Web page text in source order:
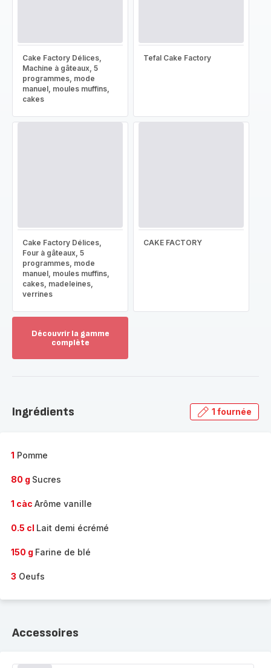
Cake Factory Délices,
Machine à gâteaux, 5
programmes, mode
manuel, moules muffins,
cakes
Tefal Cake Factory
Cake Factory Délices,
Four à gâteaux, 5
programmes, mode
manuel, moules muffins,
cakes, madeleines,
verrines
CAKE FACTORY
Découvrir la gamme
complète
gamme
Ingrédients 1 fournée
1 Pomme
80 g Sucres
1 càc Arôme vanille
0.5 cl Lait demi écrémé
150 g Farine de blé
3 Oeufs
Accessoires